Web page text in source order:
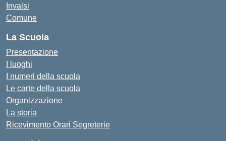
Invalsi
Comune
La Scuola
Presentazione
I luoghi
I numeri della scuola
Le carte della scuola
Organizzazione
La storia
Ricevimento Orari Segreterie